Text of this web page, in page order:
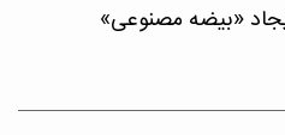
«بیضه مصنوعی»